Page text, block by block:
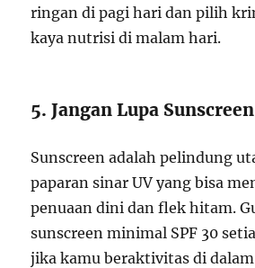
ringan di pagi hari dan pilih
kaya nutrisi di malam hari.
5. Jangan Lupa
Sunscreen adalah pelindung
paparan sinar UV yang bisa
penuaan dini dan flek hitam.
sunscreen minimal SPF 30
jika kamu beraktivitas di